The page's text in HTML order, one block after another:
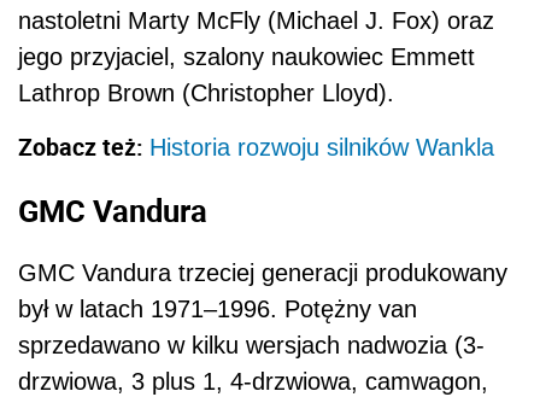
nastoletni Marty McFly (Michael J. Fox) oraz
jego przyjaciel, szalony naukowiec Emmett
Lathrop Brown (Christopher Lloyd).
Zobacz też: Historia rozwoju silników Wankla
GMC Vandura
GMC Vandura trzeciej generacji produkowany
był w latach 1971–1996. Potężny van
sprzedawano w kilku wersjach nadwozia (3-
drzwiowa, 3 plus 1, 4-drzwiowa, camwagon,